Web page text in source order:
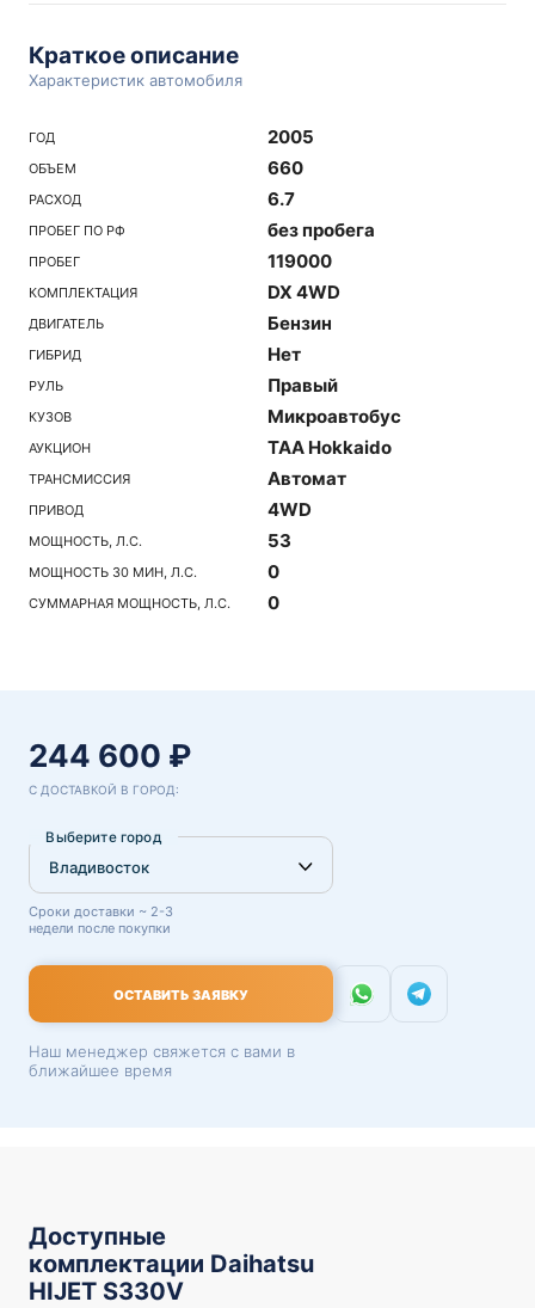
Краткое описание
Характеристик автомобиля
ГОД 2005
ОБЪЕМ 660
РАСХОД 6.7
ПРОБЕГ ПО РФ без пробега
ПРОБЕГ 119000
КОМПЛЕКТАЦИЯ DX 4WD
ДВИГАТЕЛЬ Бензин
ГИБРИД Нет
РУЛЬ Правый
КУЗОВ Микроавтобус
АУКЦИОН TAA Hokkaido
ТРАНСМИССИЯ Автомат
ПРИВОД 4WD
МОЩНОСТЬ, Л.С. 53
МОЩНОСТЬ 30 МИН, Л.С. 0
СУММАРНАЯ МОЩНОСТЬ, Л.С. 0
244 600 ₽
С ДОСТАВКОЙ В ГОРОД:
Выберите город
Сроки доставки ~ 2-3
недели после покупки
ОСТАВИТЬ ЗАЯВКУ
Наш менеджер свяжется с вами в
ближайшее время
Доступные
комплектации Daihatsu
HIJET S330V